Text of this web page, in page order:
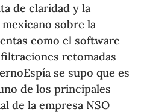
de claridad y la
sobre la
como el software
retomadas
se supo que es
de los principales
de la empresa NSO